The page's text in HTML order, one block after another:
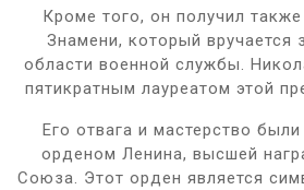
Кроме того, он получил
Знамени, который вручается
области военной службы.
пятикратным лауреатом этой
Его отвага и мастерство
орденом Ленина, высшей
Союза. Этот орден является